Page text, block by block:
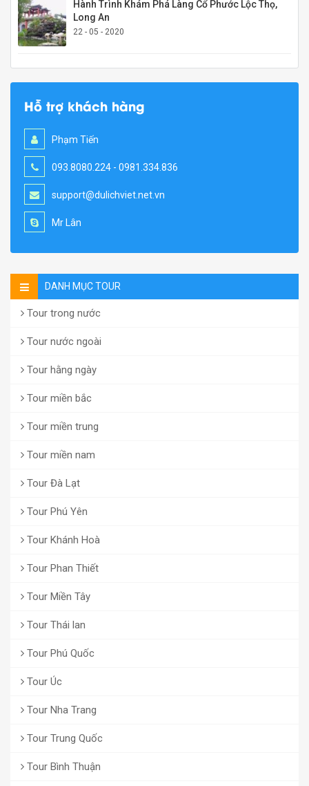
Hành Trình Khám Phá Làng Cổ Phước Lộc Thọ,
Long An
22 - 05 - 2020
Hỗ trợ khách hàng
Phạm Tiến
093.8080.224 - 0981.334.836
support@dulichviet.net.vn
Mr Lân
DANH MỤC TOUR
Tour trong nước
Tour nước ngoài
Tour hằng ngày
Tour miền bắc
Tour miền trung
Tour miền nam
Tour Đà Lạt
Tour Phú Yên
Tour Khánh Hoà
Tour Phan Thiết
Tour Miền Tây
Tour Thái lan
Tour Phú Quốc
Tour Úc
Tour Nha Trang
Tour Trung Quốc
Tour Bình Thuận